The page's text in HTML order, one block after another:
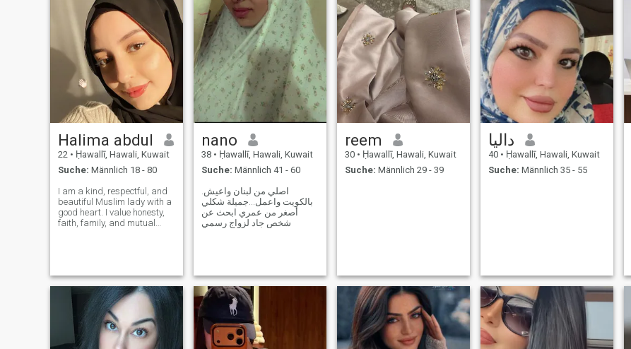
Halima abdul
22 • Ḥawallī, Hawali, Kuwait
Suche: Männlich 18 - 80
I am a kind, respectful, and
beautiful Muslim lady with a
good heart. I value honesty,
faith, family, and mutual
a serious relationship tha
nano
38 • Ḥawallī, Hawali, Kuwait
Suche: Männlich 41 - 60
اصلي من لبنان واعيش.
بالكويت واعمل...جميلة شكلي
أصغر من عمري ابحث عن
شخص جاد لزواج رسمي
reem
30 • Ḥawallī, Hawali, Kuwait
Suche: Männlich 29 - 39
داليا
40 • Ḥawallī, Hawali, Kuwait
Suche: Männlich 35 - 55